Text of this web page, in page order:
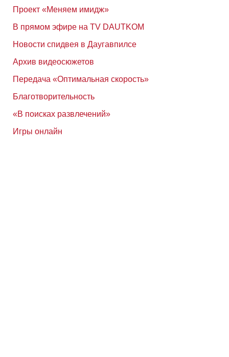
Проект «Меняем имидж»
В прямом эфире на TV DAUTKOM
Новости спидвея в Даугавпилсе
Архив видеосюжетов
Передача «Оптимальная скорость»
Благотворительность
«В поисках развлечений»
Игры онлайн